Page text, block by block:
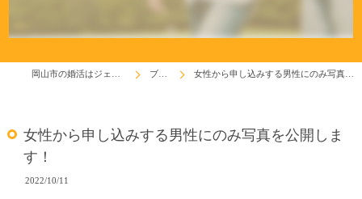
ブログ 女性から申し込みする男性にのみ写真を公開します！
女性から申し込みする男性にのみ写真を公開しま
す！
2022/10/11